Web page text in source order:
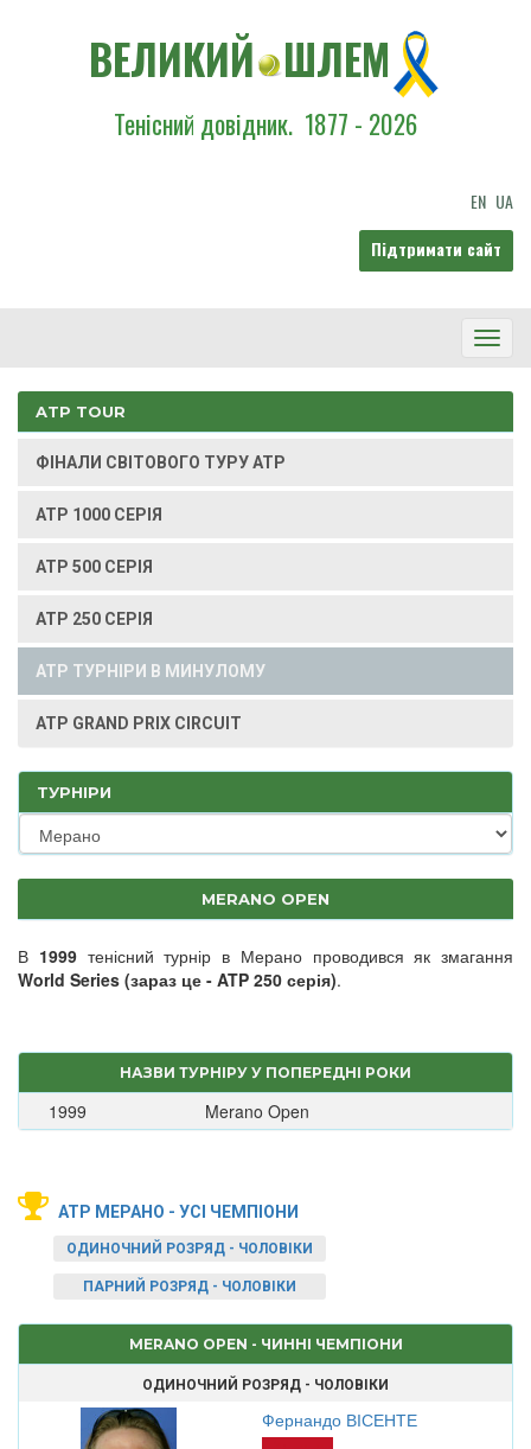
ВЕЛИКИЙ ШЛЕМ
Тенісний довідник. 1877 - 2026
EN UA
Підтримати сайт
ATP TOUR
ФІНАЛИ СВІТОВОГО ТУРУ ATP
ATP 1000 СЕРІЯ
ATP 500 СЕРІЯ
ATP 250 СЕРІЯ
ATP ТУРНІРИ В МИНУЛОМУ
ATP GRAND PRIX CIRCUIT
ТУРНІРИ
MERANO OPEN
В 1999тенісний турнір в Мерано проводився як змагання
World Series (зараз це - ATP 250 серія).
НАЗВИ ТУРНІРУ У ПОПЕРЕДНІ РОКИ
1999 Merano Open
ATP МЕРАНО - УСІ ЧЕМПІОНИ
ОДИНОЧНИЙ РОЗРЯД - ЧОЛОВІКИ
ПАРНИЙ РОЗРЯД - ЧОЛОВІКИ
MERANO OPEN - ЧИННІ ЧЕМПІОНИ
ОДИНОЧНИЙ РОЗРЯД - ЧОЛОВІКИ
Фернандо ВІСЕНТЕ